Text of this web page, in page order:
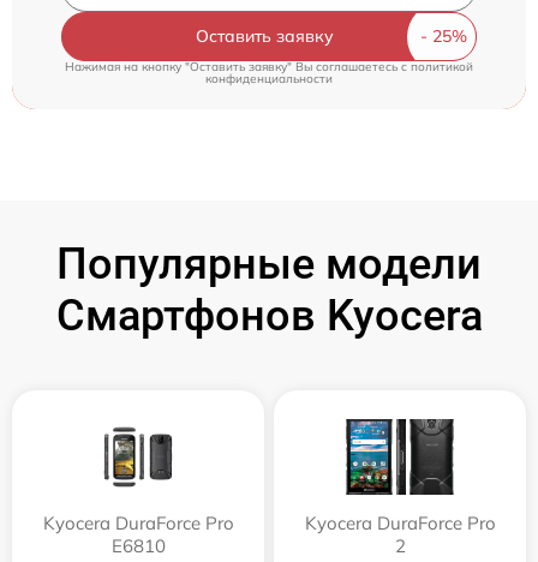
Оставить заявку
Нажимая на кнопку "Оставить заявку" Вы соглашаетесь cполитикой
конфиденциальности
Популярные модели
Смартфонов Kyocera
Kyocera DuraForce Pro
E6810
Kyocera DuraForce Pro
2